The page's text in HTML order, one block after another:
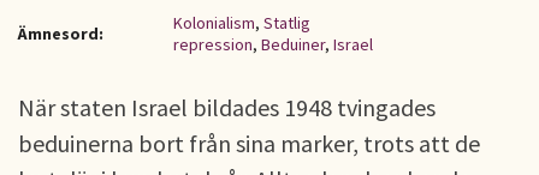
Ämnesord:
Kolonialism, Statlig
repression, Beduiner, Israel
När staten Israel bildades 1948 tvingades
beduinerna bort från sina marker, trots att de